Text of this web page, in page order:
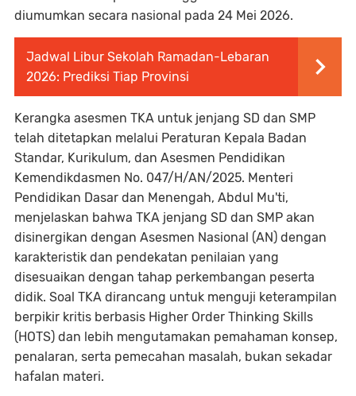
diumumkan secara nasional pada 24 Mei 2026.
Jadwal Libur Sekolah Ramadan-Lebaran
2026: Prediksi Tiap Provinsi
Kerangka asesmen TKA untuk jenjang SD dan SMP
telah ditetapkan melalui Peraturan Kepala Badan
Standar, Kurikulum, dan Asesmen Pendidikan
Kemendikdasmen No. 047/H/AN/2025. Menteri
Pendidikan Dasar dan Menengah, Abdul Mu'ti,
menjelaskan bahwa TKA jenjang SD dan SMP akan
disinergikan dengan Asesmen Nasional (AN) dengan
karakteristik dan pendekatan penilaian yang
disesuaikan dengan tahap perkembangan peserta
didik. Soal TKA dirancang untuk menguji keterampilan
berpikir kritis berbasis Higher Order Thinking Skills
(HOTS) dan lebih mengutamakan pemahaman konsep,
penalaran, serta pemecahan masalah, bukan sekadar
hafalan materi.